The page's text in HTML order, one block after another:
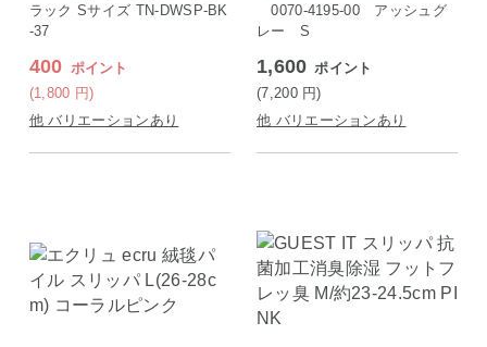
ラック Sサイズ TN-DWSP-BK
-37
400 ポイント
(1,800 円)
他 バリエーションあり
0070-4195-00 アッシュグ
レー S
1,600 ポイント
(7,200 円)
他 バリエーションあり